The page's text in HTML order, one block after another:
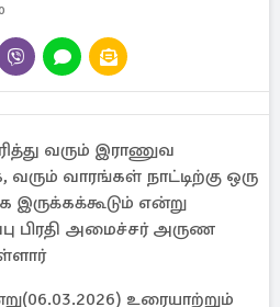
வரும் இராணுவ
வாரங்கள் நாட்டிற்கு ஒரு
என்று
பிரதி அமைச்சர் அருண
உரையாற்றும்